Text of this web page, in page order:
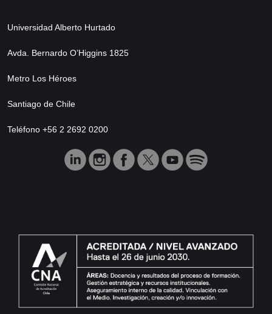
Universidad Alberto Hurtado
Avda. Bernardo O’Higgins 1825
Metro Los Héroes
Santiago de Chile
Teléfono +56 2 2692 0200